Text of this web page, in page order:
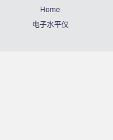
Home
电子水平仪